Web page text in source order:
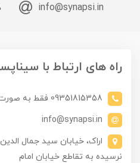
info@synapsi.in
راه های ارتباط با
09351815358 فقط به صورت پیامک - 08632241297
info@synapsi.in
نرسیده به تقاطع خیابان امام